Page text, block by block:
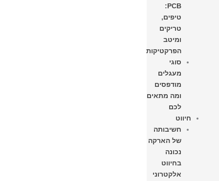
PCB:
טיפים,
טריקים
ומיטב
הפרקטיקות
סוגי
מעגלים
מודפסים
ומה מתאים
לכם
חיווט
חשיבותה
של הארקה
נכונה
בחיווט
אלקטרוני